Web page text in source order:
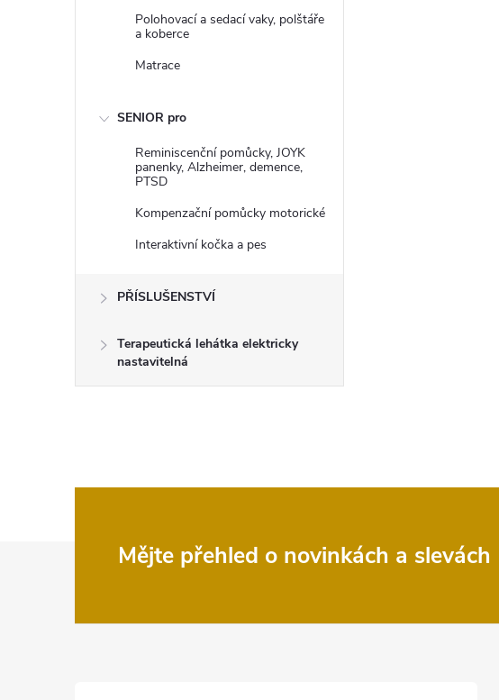
Polohovací a sedací vaky, polštáře
a koberce
Matrace
SENIOR pro
Reminiscenční pomůcky, JOYK
panenky, Alzheimer, demence,
PTSD
Kompenzační pomůcky motorické
Interaktivní kočka a pes
PŘÍSLUŠENSTVÍ
Terapeutická lehátka elektricky
nastavitelná
Mějte přehled o novinkách a slevách